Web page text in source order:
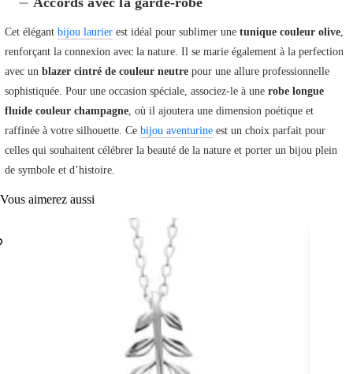
Cet élégant bijou laurier est idéal pour sublimer une tunique couleur olive
renforçant la connexion avec la nature. Il se marie également à la perfection
avec un blazer cintré de couleur neutre pour une allure professionnelle
sophistiquée. Pour une occasion spéciale, associez-le à une robe longue
fluide couleur champagne , où il ajoutera une dimension poétique et
raffinée à votre silhouette. Ce bijou aventurine est un choix parfait pour
celles qui souhaitent célébrer la beauté de la nature et porter un bijou plein
de symbole et d’histoire.
Vous aimerez aussi